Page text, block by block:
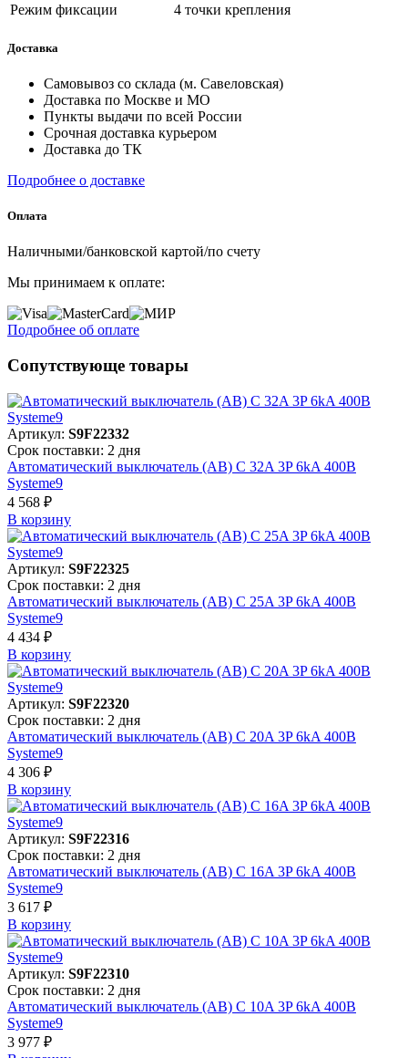
Режим фиксации
4 точки крепления
Доставка
Самовывоз со склада (м. Савеловская)
Доставка по Москве и МО
Пункты выдачи по всей России
Срочная доставка курьером
Доставка до ТК
Подробнее о доставке
Оплата
Наличными/банковской картой/по счету
Мы принимаем к оплате:
Подробнее об оплате
Сопутствующе товары
Артикул: S9F22332
Срок поставки: 2 дня
Автоматический выключатель (АВ) C 32A 3P 6kA 400В
Systeme9
4 568 ₽
В корзинy
Артикул: S9F22325
Срок поставки: 2 дня
Автоматический выключатель (АВ) C 25A 3P 6kA 400В
Systeme9
4 434 ₽
В корзинy
Артикул: S9F22320
Срок поставки: 2 дня
Автоматический выключатель (АВ) C 20A 3P 6kA 400В
Systeme9
4 306 ₽
В корзинy
Артикул: S9F22316
Срок поставки: 2 дня
Автоматический выключатель (АВ) C 16A 3P 6kA 400В
Systeme9
3 617 ₽
В корзинy
Артикул: S9F22310
Срок поставки: 2 дня
Автоматический выключатель (АВ) C 10A 3P 6kA 400В
Systeme9
3 977 ₽